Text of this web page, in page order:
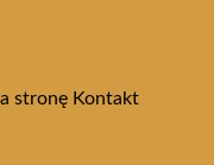
stronę Kontakt